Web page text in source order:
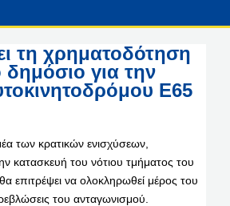
τη χρηματοδότηση
για την
E65
των κρατικών ενισχύσεων,
κατασκευή του νότιου τμήματος του
επιτρέψει να ολοκληρωθεί μέρος του
του ανταγωνισμού.